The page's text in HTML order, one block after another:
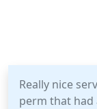
Really nice
perm that had